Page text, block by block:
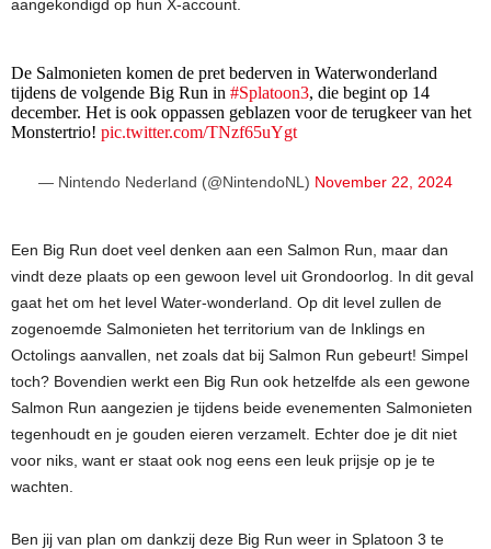
aangekondigd op hun X-account.
De Salmonieten komen de pret bederven in Waterwonderland
tijdens de volgende Big Run in #Splatoon3, die begint op 14
december. Het is ook oppassen geblazen voor de terugkeer van het
Monstertrio! pic.twitter.com/TNzf65uYgt
— Nintendo Nederland (@NintendoNL) November 22, 2024
Een Big Run doet veel denken aan een Salmon Run, maar dan
vindt deze plaats op een gewoon level uit Grondoorlog. In dit geval
gaat het om het level Water-wonderland. Op dit level zullen de
zogenoemde Salmonieten het territorium van de Inklings en
Octolings aanvallen, net zoals dat bij Salmon Run gebeurt! Simpel
toch? Bovendien werkt een Big Run ook hetzelfde als een gewone
Salmon Run aangezien je tijdens beide evenementen Salmonieten
tegenhoudt en je gouden eieren verzamelt. Echter doe je dit niet
voor niks, want er staat ook nog eens een leuk prijsje op je te
wachten.
Ben jij van plan om dankzij deze Big Run weer in Splatoon 3 te